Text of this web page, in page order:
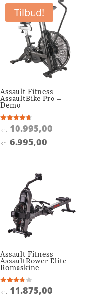
Tilbud!
Assault Fitness
AssaultBike Pro –
Demo
Vurderet
4.7
kr.10.995,00Den
kr. 6.995,00
Assault Fitness
AssaultRower Elite
Romaskine
Vurderet
3.8
kr. 11.875,00